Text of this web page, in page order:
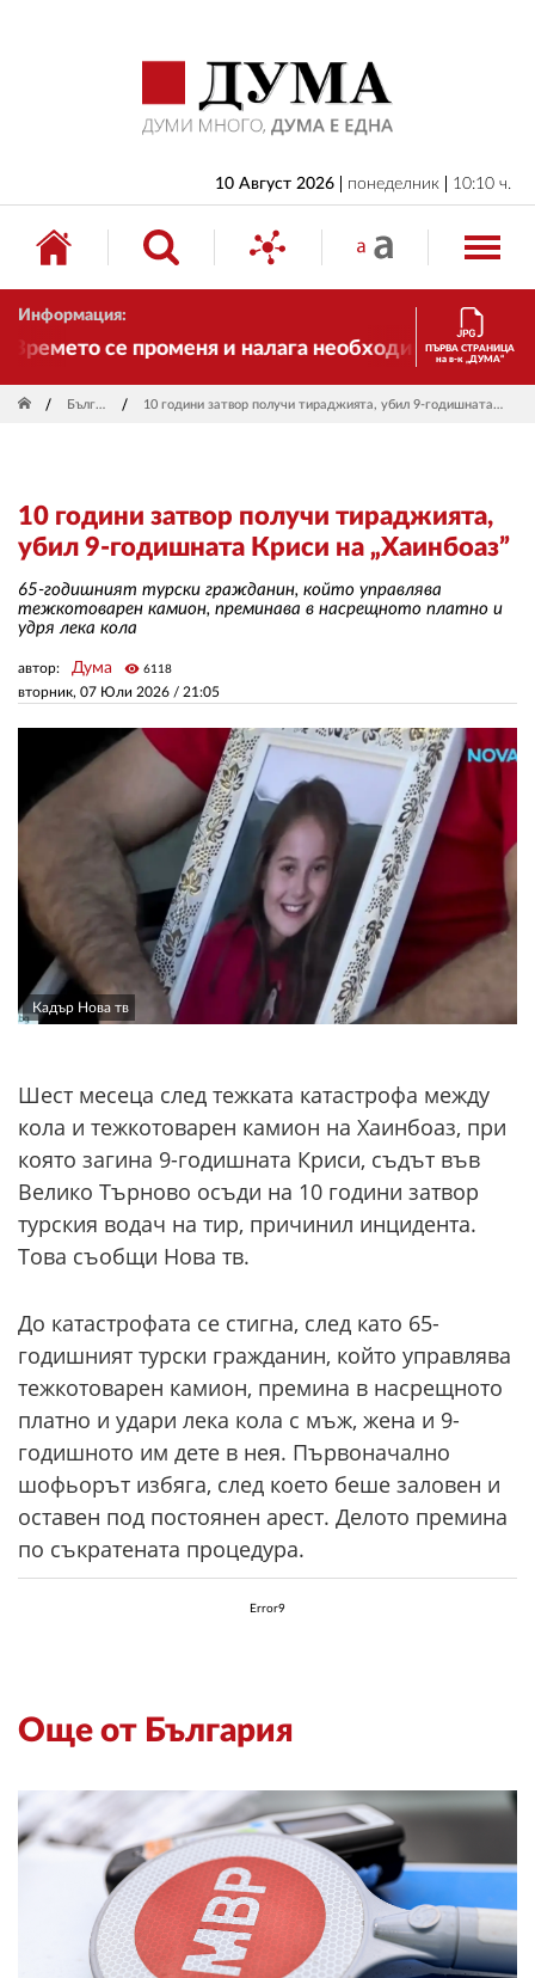
10 Август 2026 понеделник 10:10 ч.
Информация:
се променя и налага необходимостта от
ПЪРВА СТРАНИЦА
на в-к „ДУМА“
България 10 години затвор получи тираджията, убил 9-годишната Криси на „Хаинбоаз”
Кадър Нова тв
10 години затвор получи тираджията,
убил 9-годишната Криси на „Хаинбоаз”
65-годишният турски гражданин, който управлява
тежкотоварен камион, преминава в насрещното платно и
удря лека кола
вторник, 07 Юли 2026 / 21:05
автор: Дума visibility 6118
Шест месеца след тежката катастрофа между
кола и тежкотоварен камион на Хаинбоаз, при
която загина 9-годишната Криси, съдът във
Велико Търново осъди на 10 години затвор
турския водач на тир, причинил инцидента.
Това съобщи Нова тв.
До катастрофата се стигна, след като 65-
годишният турски гражданин, който управлява
тежкотоварен камион, премина в насрещното
платно и удари лека кола с мъж, жена и 9-
годишното им дете в нея. Първоначално
шофьорът избяга, след което беше заловен и
оставен под постоянен арест. Делото премина
по съкратената процедура.
Error9
Още от България
БЪЛГАРИЯ
ИКОНОМИКА
ИЗБОРИ
СВЯТ
ДРУГИ
ЗА НАС
КОНТАКТИ
РЕКЛАМА
АБОНАМЕНТ
УСЛОВИЯ ЗА ПОЛЗВАНЕ
ПОЛИТИКА ЗА БИСКВИТКИТЕ
ПОЛИТИКАТА ЗА
ПОВЕРИТЕЛНОСТ